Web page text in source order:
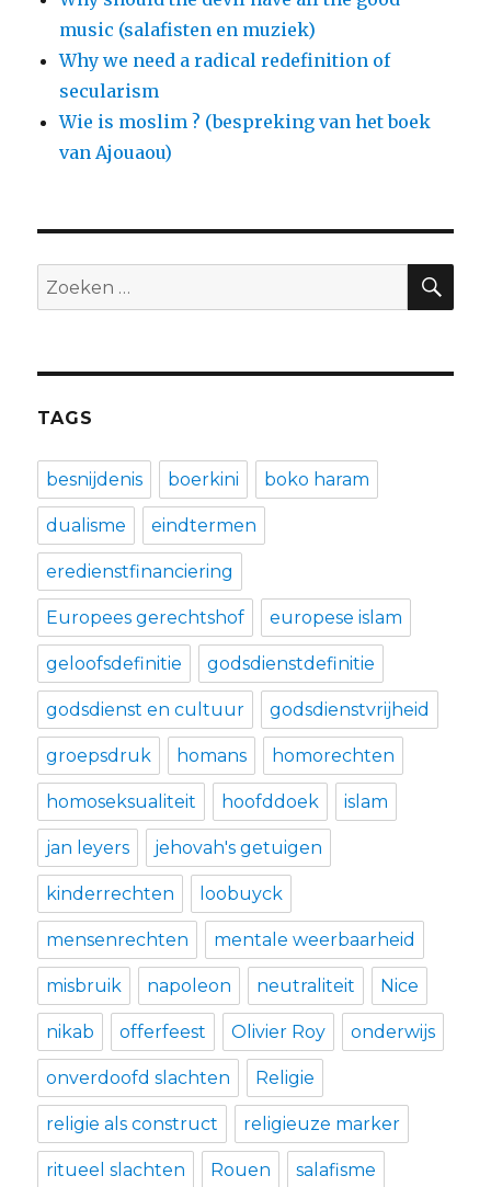
music (salafisten en muziek)
Why we need a radical redefinition of
secularism
Wie is moslim ? (bespreking van het boek
van Ajouaou)
Zoeken
naar:
TAGS
besnijdenis boerkini boko haram
dualisme eindtermen
eredienstfinanciering
Europees gerechtshof europese islam
geloofsdefinitie godsdienstdefinitie
godsdienst en cultuur godsdienstvrijheid
groepsdruk homans homorechten
homoseksualiteit hoofddoek islam
jan leyers jehovah's getuigen
kinderrechten loobuyck
mensenrechten mentale weerbaarheid
misbruik napoleon neutraliteit Nice
nikab offerfeest Olivier Roy onderwijs
onverdoofd slachten Religie
religie als construct religieuze marker
ritueel slachten Rouen salafisme